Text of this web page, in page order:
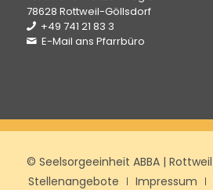
78628 Rottweil-Göllsdorf
+49 741 21 83 3
E-Mail ans Pfarrbüro
© Seelsorgeeinheit ABBA | Rottweil
Stellenangebote
Impressum